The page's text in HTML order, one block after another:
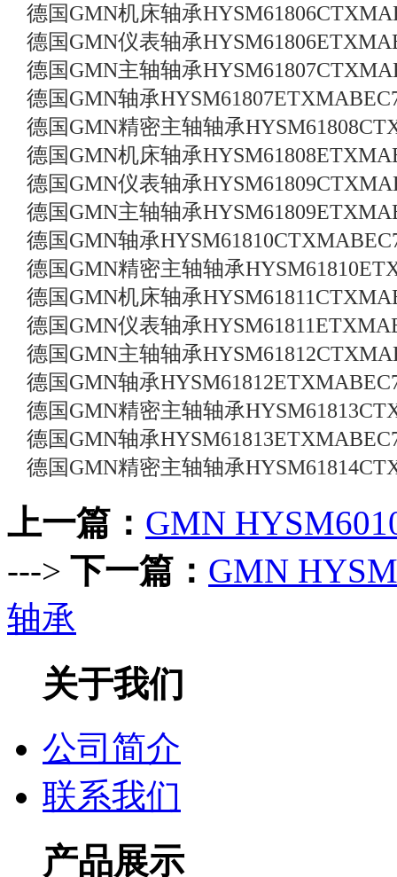
德国GMN机床轴承
德国GMN仪表轴承
德国GMN主轴轴承
德国GMN轴承
德国GMN精密主轴轴承
德国GMN机床轴承
德国GMN仪表轴承
德国GMN主轴轴承
德国GMN轴承
德国GMN精密主轴轴承
德国GMN机床轴承
德国GMN仪表轴承
德国GMN主轴轴承
德国GMN轴承
德国GMN精密主轴轴承
德国GMN轴承
德国GMN精密主轴轴承
上一篇： GMN
---> 下一篇： GMN
轴承
关于我们
公司简介
联系我们
产品展示